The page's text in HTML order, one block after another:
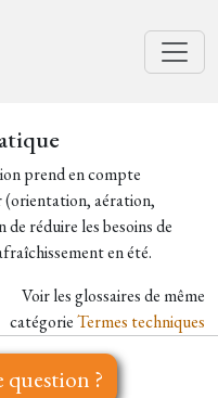
prend en compte
aération,
réduire les besoins de
en été.
Voir les glossaires de même
catégorieTermes techniques
question ?